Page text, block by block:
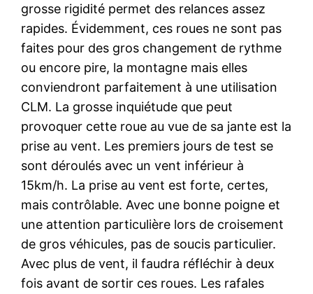
grosse rigidité permet des relances assez
rapides. Évidemment, ces roues ne sont pas
faites pour des gros changement de rythme
ou encore pire, la montagne mais elles
conviendront parfaitement à une utilisation
CLM. La grosse inquiétude que peut
provoquer cette roue au vue de sa jante est la
prise au vent. Les premiers jours de test se
sont déroulés avec un vent inférieur à
15km/h. La prise au vent est forte, certes,
mais contrôlable. Avec une bonne poigne et
une attention particulière lors de croisement
de gros véhicules, pas de soucis particulier.
Avec plus de vent, il faudra réfléchir à deux
fois avant de sortir ces roues. Les rafales